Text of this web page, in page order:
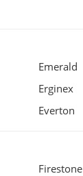
Emerald
Erginex
Everton
Firestone